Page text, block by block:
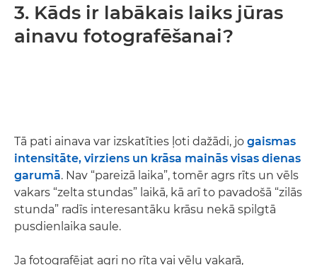
3. Kāds ir labākais laiks jūras
ainavu fotografēšanai?
Tā pati ainava var izskatīties ļoti dažādi, jo gaismas
intensitāte, virziens un krāsa mainās visas dienas
garumā. Nav “pareizā laika”, tomēr agrs rīts un vēls
vakars “zelta stundas” laikā, kā arī to pavadošā “zilās
stunda” radīs interesantāku krāsu nekā spilgtā
pusdienlaika saule.
Ja fotografējat agri no rīta vai vēlu vakarā,